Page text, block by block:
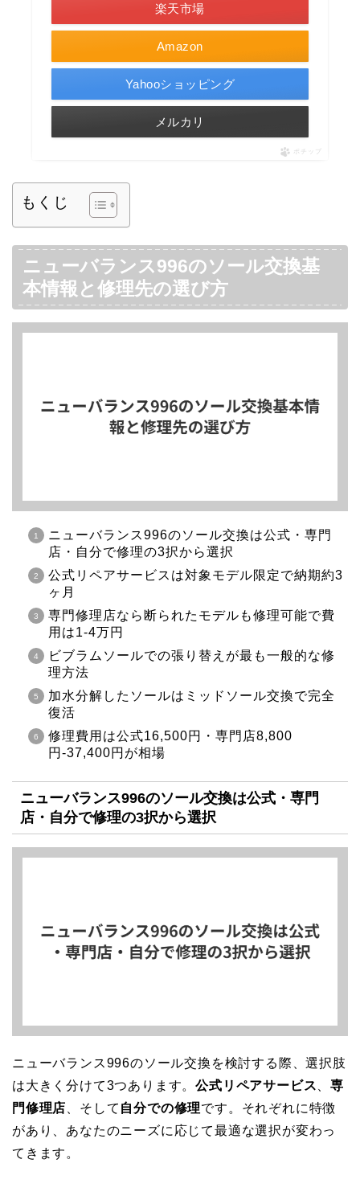
Amazon
楽天市場
Yahooショッピング
メルカリ
ポチップ
もくじ
ニューバランス996のソール交換基
本情報と修理先の選び方
ニューバランス996のソール交換は公式・専門
店・自分で修理の3択から選択
公式リペアサービスは対象モデル限定で納期約3
ヶ月
専門修理店なら断られたモデルも修理可能で費
用は1-4万円
ビブラムソールでの張り替えが最も一般的な修
理方法
加水分解したソールはミッドソール交換で完全
復活
修理費用は公式16,500円・専門店8,800
円-37,400円が相場
ニューバランス996のソール交換は公式・専門
店・自分で修理の3択から選択
ニューバランス996のソール交換を検討する際、選択肢
は大きく分けて3つあります。公式リペアサービス 、専
門修理店 、そして 自分での修理です。それぞれに特徴
があり、あなたのニーズに応じて最適な選択が変わっ
てきます。